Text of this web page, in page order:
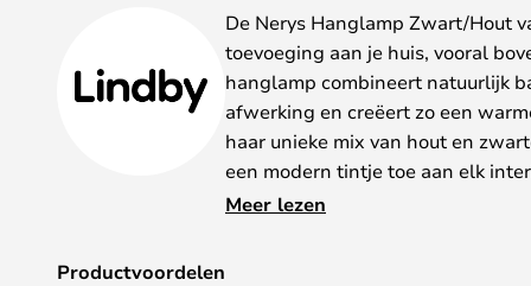
De Nerys Hanglamp Zwart/Hout
toevoeging aan je huis, vooral
hanglamp combineert natuurlijk
afwerking en creëert zo een
haar unieke mix van hout en
een modern tintje toe aan elk
ontworpen met zowel esthetiek
Meer lezen
Productvoordelen